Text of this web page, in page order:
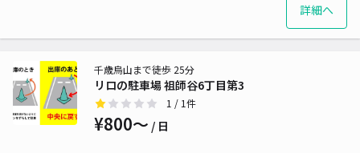
詳細へ
リロの駐車場 祖師谷6丁目第3
千歳烏山まで徒歩 25分
1 / 1件
¥800〜 / 日